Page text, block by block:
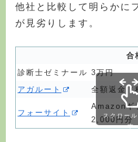
他社と比較して明らかに
が見劣りします。
合
診断士ゼミナール 3万円
アガルート
全額返金（
フォーサイト
Amazonギ
2,000円分
スクロール
す